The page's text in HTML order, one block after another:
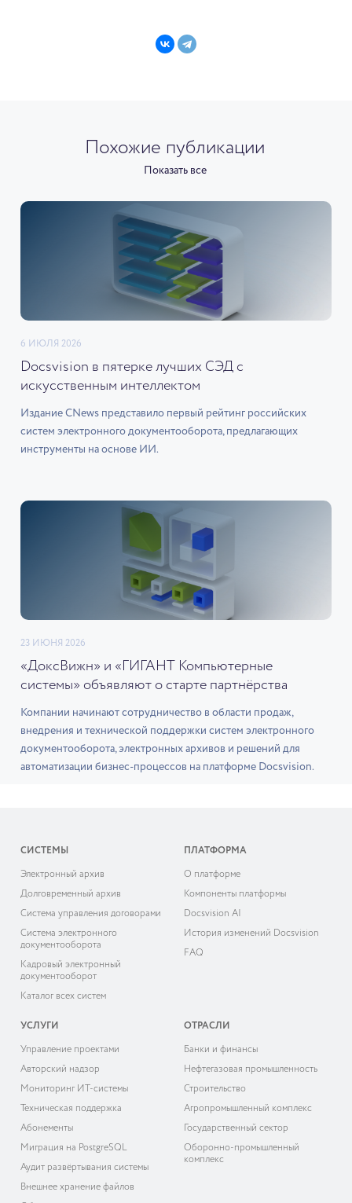
Похожие публикации
Показать все
6 ИЮЛЯ 2026
Docsvision в пятерке лучших СЭД с
искусственным интеллектом
Издание CNews представило первый рейтинг российских
систем электронного документооборота, предлагающих
инструменты на основе ИИ.
23 ИЮНЯ 2026
«ДоксВижн» и «ГИГАНТ Компьютерные
системы» объявляют о старте партнёрства
Компании начинают сотрудничество в области продаж,
внедрения и технической поддержки систем электронного
документооборота, электронных архивов и решений для
автоматизации бизнес-процессов на платформе Docsvision.
СИСТЕМЫ
Электронный архив
Долговременный архив
Система управления договорами
Система электронного
документооборота
Кадровый электронный
документооборот
Каталог всех систем
ПЛАТФОРМА
О платформе
Компоненты платформы
Docsvision AI
История изменений Docsvision
FAQ
УСЛУГИ
Управление проектами
Авторский надзор
Мониторинг ИТ-системы
Техническая поддержка
Абонементы
Миграция на PostgreSQL
Аудит развёртывания системы
Внешнее хранение файлов
ОТРАСЛИ
Банки и финансы
Нефтегазовая промышленность
Строительство
Агропромышленный комплекс
Государственный сектор
Оборонно-промышленный
комплекс